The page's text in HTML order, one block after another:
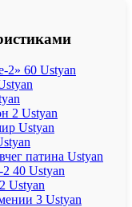
2» 60 Ustyan
2 Ustyan
Ustyan
патина Ustyan
40 Ustyan
Ustyan
3 Ustyan